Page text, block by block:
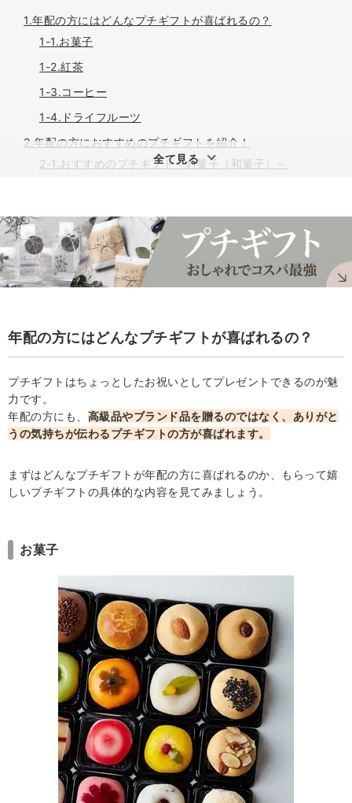
1.年配の方にはどんなプチギフトが喜ばれるの？
1-1.お菓子
1-2.紅茶
1-3.コーヒー
1-4.ドライフルーツ
2.年配の方におすすめのプチギフトを紹介！
2-1.おすすめのプチギフト～お菓子（和菓子）～
2-3.おすすめのプチギフト～コーヒー～
2-4.おすすめのプチギフト～ドライフルーツ～
3.まとめ
全て見る
年配の方にはどんなプチギフトが喜ばれるの？
プチギフトはちょっとしたお祝いとしてプレゼントできるのが魅
力です。
年配の方にも、 高級品やブランド品を贈るのではなく、ありがと
うの気持ちが伝わるプチギフトの方が喜ばれます。
まずはどんなプチギフトが年配の方に喜ばれるのか、もらって嬉
しいプチギフトの具体的な内容を見てみましょう。
お菓子